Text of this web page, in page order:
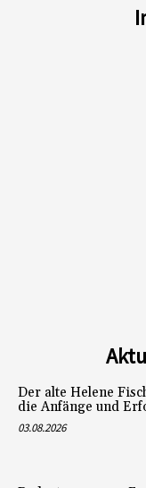
Der alte Helene
die Anfänge und
03.08.2026